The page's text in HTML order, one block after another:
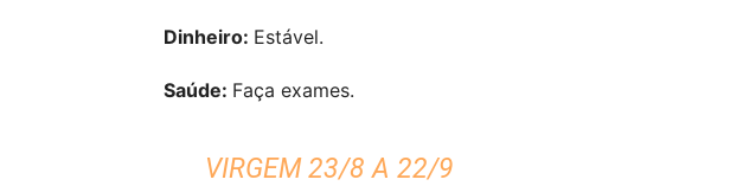
Dinheiro: Estável.
Saúde: Faça exames.
VIRGEM 23/8 A 22/9